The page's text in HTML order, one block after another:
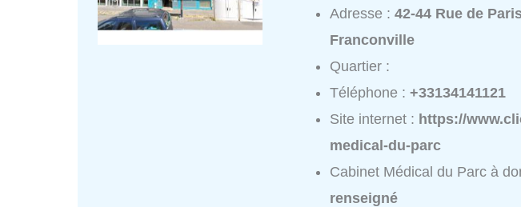
Adresse :42-44 Rue de
Franconville
Quartier :
Téléphone :+33134141121
Site internet : https://
medical-du-parc
Cabinet Médical du Parc à
renseigné